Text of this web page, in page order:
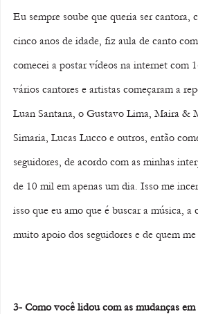
Eu sempre soube que queria ser cantora,
cinco anos de idade, fiz aula de canto
comecei a postar vídeos na internet com
vários cantores e artistas começaram a
Luan Santana, o Gustavo Lima, Maira &
Simaria, Lucas Lucco e outros, então
seguidores, de acordo com as minhas
de 10 mil em apenas um dia. Isso me
isso que eu amo que é buscar a música, a
muito apoio dos seguidores e de quem me
3- Como você lidou com as mudanças